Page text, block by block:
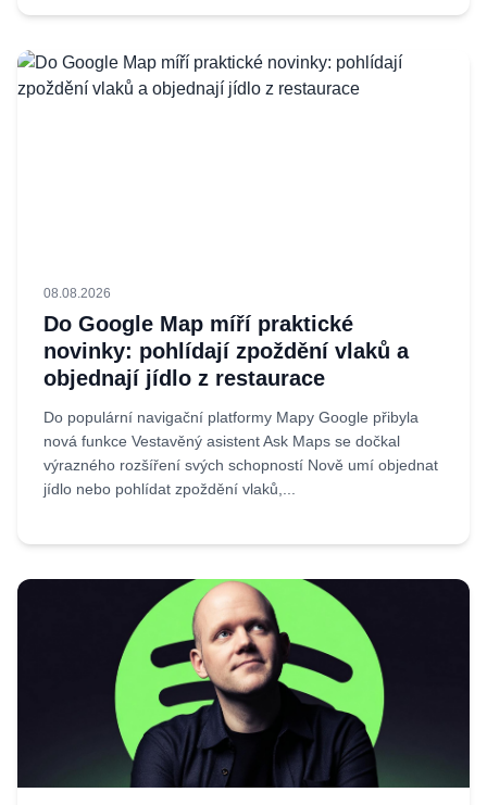
08.08.2026
Do Google Map míří praktické
novinky: pohlídají zpoždění vlaků a
objednají jídlo z restaurace
Do populární navigační platformy Mapy Google přibyla
nová funkce Vestavěný asistent Ask Maps se dočkal
výrazného rozšíření svých schopností Nově umí objednat
jídlo nebo pohlídat zpoždění vlaků,...